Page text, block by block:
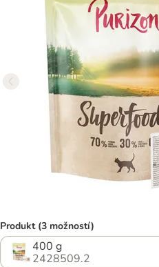
Produkt (3 možností)
400 g
2428509.2